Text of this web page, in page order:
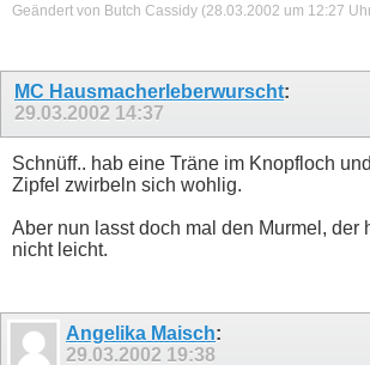
Geändert von Butch Cassidy (28.03.2002 um 12:27
MC Hausmacherleberwurscht:
29.03.2002 14:37
Schnüff.. hab eine Träne im Knopfloch
Zipfel zwirbeln sich wohlig.
Aber nun lasst doch mal den Murmel, der
nicht leicht.
Angelika Maisch:
29.03.2002 19:38